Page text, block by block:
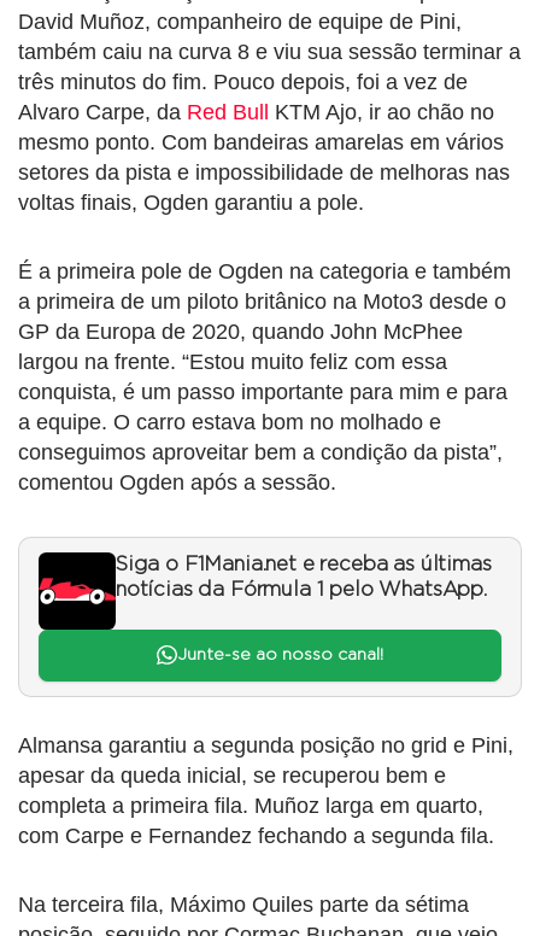
David Muñoz, companheiro de equipe de Pini,
também caiu na curva 8 e viu sua sessão terminar a
três minutos do fim. Pouco depois, foi a vez de
Alvaro Carpe, da Red Bull
KTM Ajo, ir ao chão no
mesmo ponto. Com bandeiras amarelas em vários
setores da pista e impossibilidade de melhoras nas
voltas finais, Ogden garantiu a pole.
É a primeira pole de Ogden na categoria e também
a primeira de um piloto britânico na Moto3 desde o
GP da Europa de 2020, quando John McPhee
largou na frente. “Estou muito feliz com essa
conquista, é um passo importante para mim e para
a equipe. O carro estava bom no molhado e
conseguimos aproveitar bem a condição da pista”,
comentou Ogden após a sessão.
Siga o F1Mania.net e receba as últimas
notícias da Fórmula 1 pelo WhatsApp.
Junte-se ao nosso canal!
Almansa garantiu a segunda posição no grid e Pini,
apesar da queda inicial, se recuperou bem e
completa a primeira fila. Muñoz larga em quarto,
com Carpe e Fernandez fechando a segunda fila.
Na terceira fila, Máximo Quiles parte da sétima